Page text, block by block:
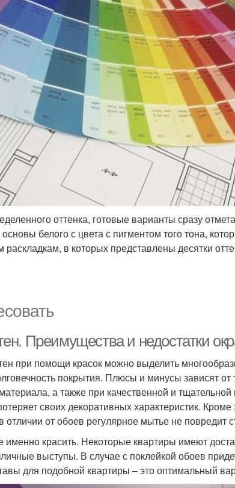
оттенка, готовые варианты сразу
основы белого с цвета с пигментом того тона,
в которых представлены десятки
Преимущества и недостатки
при помощи красок можно выделить
покрытия. Плюсы и минусы зависят от
а также при качественной и
своих декоративных характеристик. Кроме
отличии от обоев регулярное мытье не повредит
красить. Некоторые квартиры имеют
выступы. В случае с поклейкой обоев
для подобной квартиры – это оптимальный